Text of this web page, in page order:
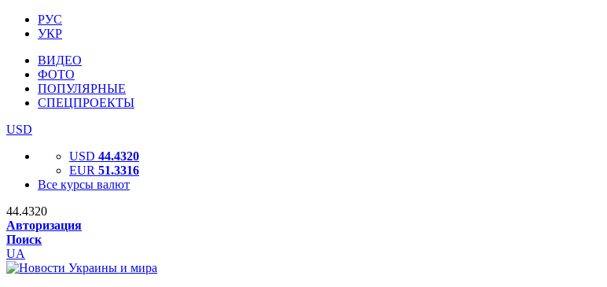
РУС
УКР
ВИДЕО
ФОТО
ПОПУЛЯРНЫЕ
СПЕЦПРОЕКТЫ
USD
USD 44.4320
EUR 51.3316
Все курсы валют
44.4320
Авторизация
Поиск
UA